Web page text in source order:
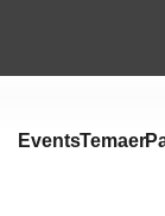
EventsTemaer